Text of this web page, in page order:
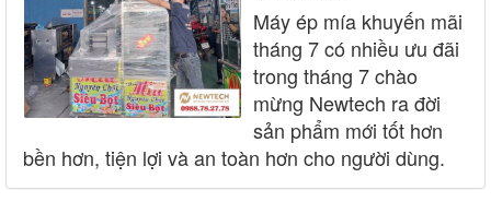
Máy ép mía khuyến mãi
tháng 7 có nhiều ưu đãi
trong tháng 7 chào
mừng Newtech ra đời
sản phẩm mới tốt hơn
bền hơn, tiện lợi và an toàn hơn cho người dùng.